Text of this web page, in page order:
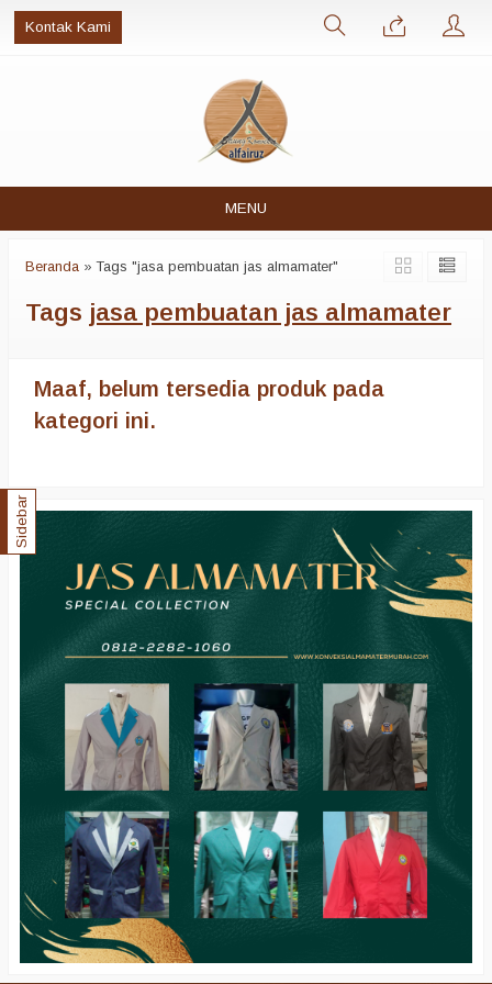
Kontak Kami
MENU
Beranda »Tags "jasa pembuatan jas almamater"
Tags jasa pembuatan jas almamater
Maaf, belum tersedia produk pada
kategori ini.
Sidebar